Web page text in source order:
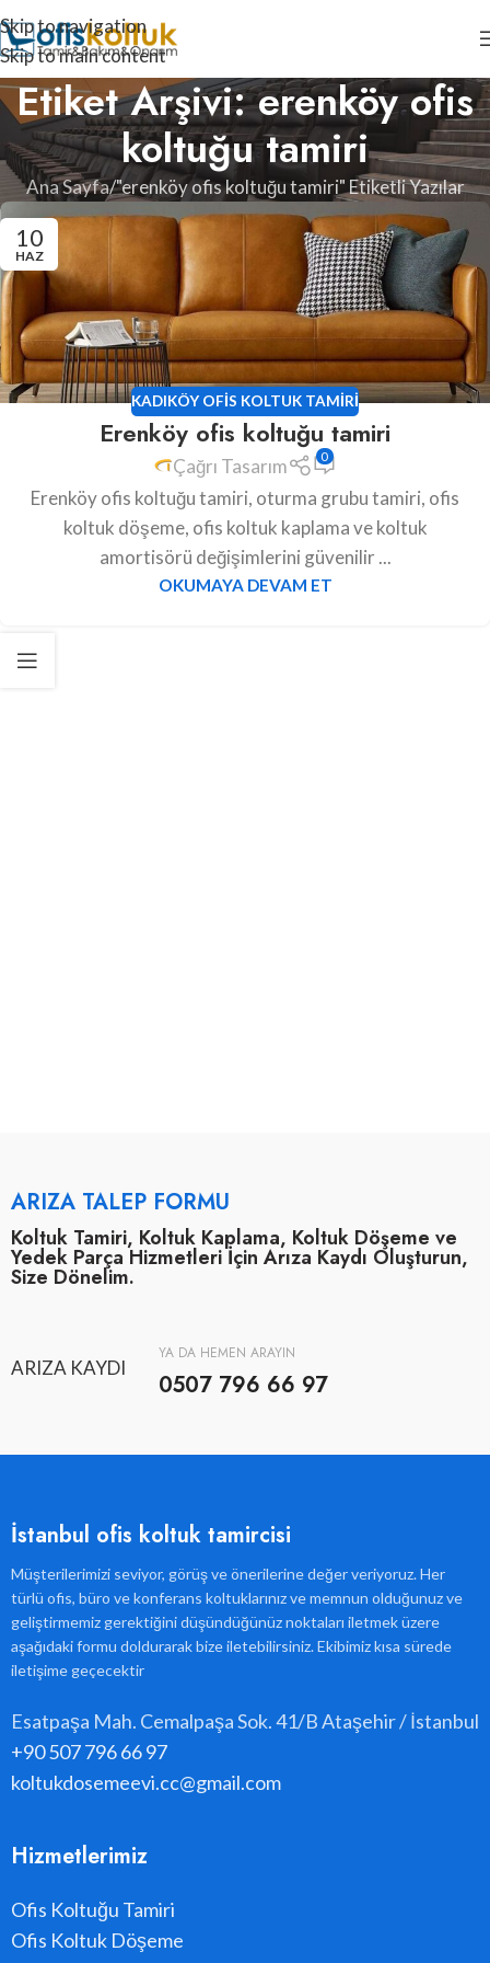
Skip to navigation
Skip to main content
Etiket Arşivi: erenköy ofis
koltuğu tamiri
Ana Sayfa "erenköy ofis koltuğu tamiri" Etiketli Yazılar
10
HAZ
KADIKÖY OFIS KOLTUK TAMIRI
Erenköy ofis koltuğu tamiri
Çağrı Tasarım 0
Erenköy ofis koltuğu tamiri, oturma grubu tamiri, ofis
koltuk döşeme, ofis koltuk kaplama ve koltuk
amortisörü değişimlerini güvenilir ...
OKUMAYA DEVAM ET
ARIZA TALEP FORMU
Koltuk Tamiri, Koltuk Kaplama, Koltuk Döşeme ve
Yedek Parça Hizmetleri İçin Arıza Kaydı Oluşturun,
Size Dönelim.
ARIZA KAYDI
YA DA HEMEN ARAYIN
0507 796 66 97
İstanbul ofis koltuk tamircisi
Müşterilerimizi seviyor, görüş ve önerilerine değer veriyoruz. Her
türlü ofis, büro ve konferans koltuklarınız ve memnun olduğunuz ve
geliştirmemiz gerektiğini düşündüğünüz noktaları iletmek üzere
aşağıdaki formu doldurarak bize iletebilirsiniz. Ekibimiz kısa sürede
iletişime geçecektir
Esatpaşa Mah. Cemalpaşa Sok. 41/B Ataşehir / İstanbul
+90 507 796 66 97
koltukdosemeevi.cc@gmail.com
Hizmetlerimiz
Ofis Koltuğu Tamiri
Ofis Koltuk Döşeme